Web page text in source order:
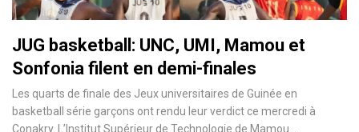
JUG basketball: UNC, UMI, Mamou et
Sonfonia filent en demi-finales
Les quarts de finale des Jeux universitaires de Guinée en
basketball série garçons ont rendu leur verdict ce mercredi à
Conakry. L’Institut Supérieur de Technologie de Mamou…